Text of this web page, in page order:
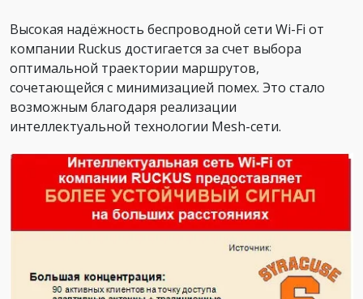
Высокая надёжность беспроводной сети Wi-Fi от
компании Ruckus достигается за счет выбора
оптимальной траектории маршрутов,
сочетающейся с минимизацией помех. Это стало
возможным благодаря реализации
интеллектуальной технологии Mesh-сети.